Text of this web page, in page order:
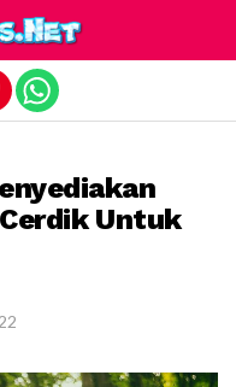
Untuk